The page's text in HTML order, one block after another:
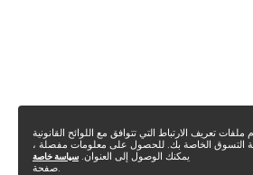
تعريف الارتباط التي تتوافق مع اللوائح القانونية
التسوق الخاصة بك. للحصول على معلومات مفصلة ،
يمكنك الوصول إلى العنوان. سياسة خاصة
صفحة.